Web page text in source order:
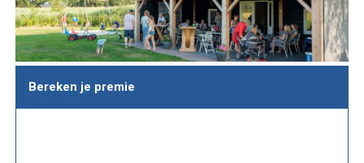
Bereken je premie